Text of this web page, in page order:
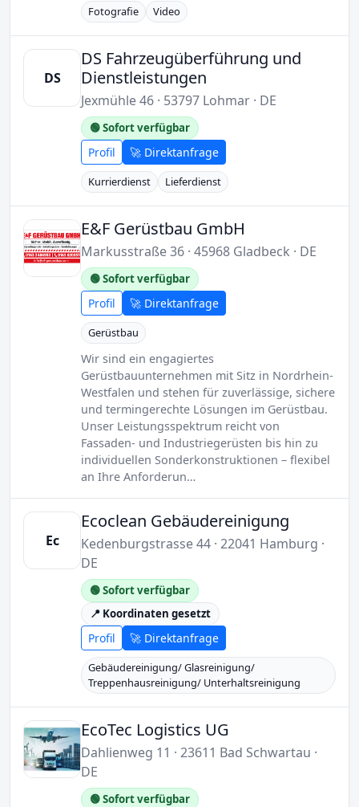
Fotografie Video
DS
DS Fahrzeugüberführung und
Dienstleistungen
Jexmühle 46 · 53797 Lohmar · DE
🟢 Sofort verfügbar
Profil 🚀 Direktanfrage
Kurrierdienst Lieferdienst
E&F Gerüstbau GmbH
Markusstraße 36 · 45968 Gladbeck · DE
🟢 Sofort verfügbar
Profil 🚀 Direktanfrage
Gerüstbau
Wir sind ein engagiertes
Gerüstbauunternehmen mit Sitz in Nordrhein-
Westfalen und stehen für zuverlässige, sichere
und termingerechte Lösungen im Gerüstbau.
Unser Leistungsspektrum reicht von
Fassaden- und Industriegerüsten bis hin zu
individuellen Sonderkonstruktionen – flexibel
an Ihre Anforderun…
Ec
Ecoclean Gebäudereinigung
Kedenburgstrasse 44 · 22041 Hamburg ·
DE
🟢 Sofort verfügbar
📍 Koordinaten gesetzt
Profil 🚀 Direktanfrage
Gebäudereinigung/ Glasreinigung/
Treppenhausreinigung/ Unterhaltsreinigung
EcoTec Logistics UG
Dahlienweg 11 · 23611 Bad Schwartau ·
DE
🟢 Sofort verfügbar